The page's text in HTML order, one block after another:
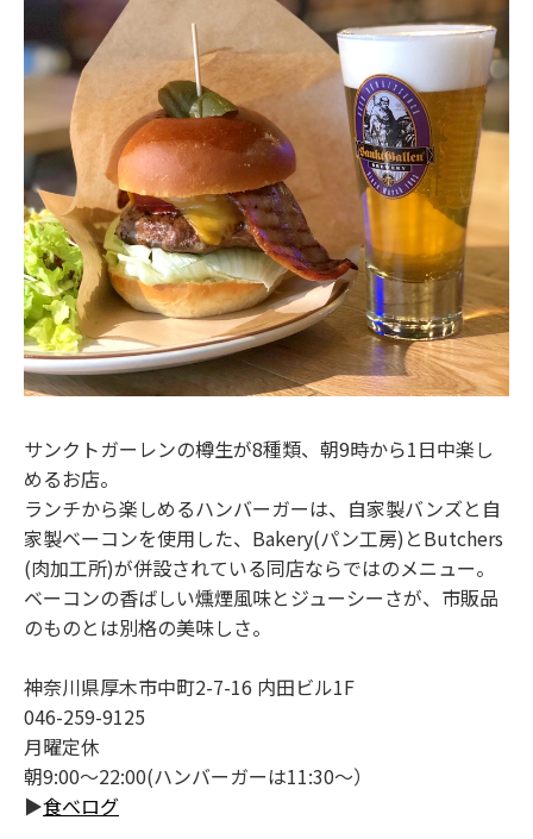
サンクトガーレンの樽生が8種類、朝9時から1日中楽し
めるお店。
ランチから楽しめるハンバーガーは、自家製バンズと自
家製ベーコンを使用した、Bakery(パン工房)とButchers
(肉加工所)が併設されている同店ならではのメニュー。
ベーコンの香ばしい燻煙風味とジューシーさが、市販品
のものとは別格の美味しさ。
神奈川県厚木市中町2-7-16 内田ビル1F
046-259-9125
月曜定休
朝9:00～22:00(ハンバーガーは11:30～）
▶食べログ